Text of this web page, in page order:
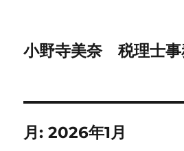
小野寺美奈 税理士
月:2026年1月